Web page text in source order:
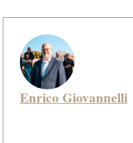
Enrico Giovannelli